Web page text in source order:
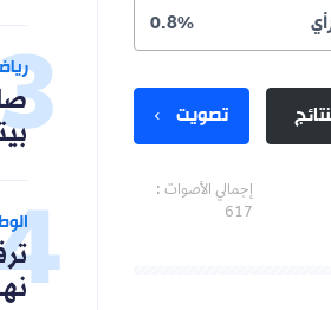
0.8%
تصويت
إجمالي الأصوات :
617